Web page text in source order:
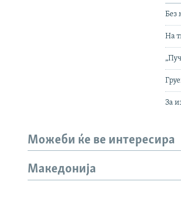
Без
На
За
Можеби ќе ве интересира
Македонија